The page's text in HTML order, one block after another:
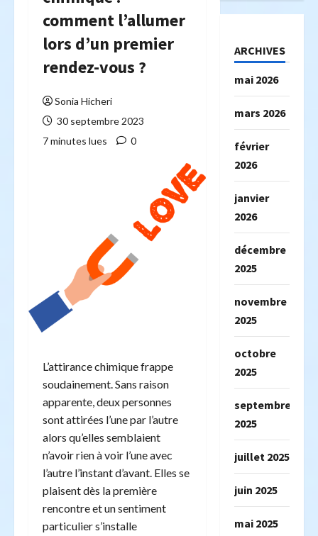
comment l’allumer
lors d’un premier
rendez-vous ?
Sonia Hicheri
30 septembre 2023
7 minutes lues
0
L’attirance chimique frappe
soudainement. Sans raison
apparente, deux personnes
sont attirées l’une par l’autre
alors qu’elles semblaient
n’avoir rien à voir l’une avec
l’autre l’instant d’avant. Elles se
plaisent dès la première
rencontre et un sentiment
particulier s’installe
ARCHIVES
mai 2026
mars 2026
février
2026
janvier
2026
décembre
2025
novembre
2025
octobre
2025
septembre
2025
juillet 2025
juin 2025
mai 2025